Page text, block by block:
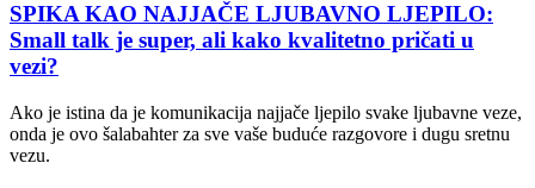
SPIKA KAO NAJJAČE LJUBAVNO LJEPILO:
Small talk je super, ali kako kvalitetno pričati u
vezi?
Ako je istina da je komunikacija najjače ljepilo svake ljubavne veze,
onda je ovo šalabahter za sve vaše buduće razgovore i dugu sretnu
vezu.